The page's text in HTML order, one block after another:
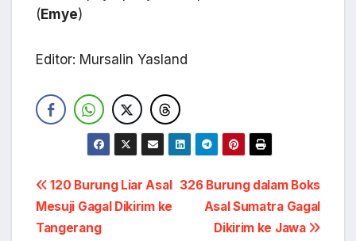
( Emye)
Editor: Mursalin Yasland
Navigasi
pos
326 Burung dalam Boks
Asal Sumatra Gagal
Dikirim ke Jawa
120 Burung Liar Asal
Mesuji Gagal Dikirim ke
Tangerang